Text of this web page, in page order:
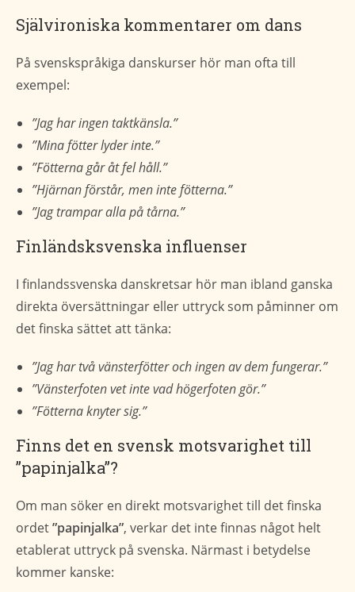
Självironiska kommentarer om dans
På svenskspråkiga danskurser hör man ofta till
exempel:
”Jag har ingen taktkänsla.”
”Mina fötter lyder inte.”
”Fötterna går åt fel håll.”
”Hjärnan förstår, men inte fötterna.”
”Jag trampar alla på tårna.”
Finländsksvenska influenser
I finlandssvenska danskretsar hör man ibland ganska
direkta översättningar eller uttryck som påminner om
det finska sättet att tänka:
”Jag har två vänsterfötter och ingen av dem fungerar.”
”Vänsterfoten vet inte vad högerfoten gör.”
”Fötterna knyter sig.”
Finns det en svensk motsvarighet till
”papinjalka”?
Om man söker en direkt motsvarighet till det finska
ordet”papinjalka”, verkar det inte finnas något helt
etablerat uttryck på svenska. Närmast i betydelse
kommer kanske: